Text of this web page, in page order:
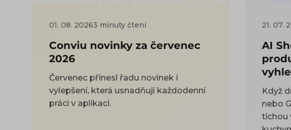
01. 08. 20263 minuty čtení
Conviu novinky za červenec
2026
Červenec přinesl řadu novinek i
vylepšení, která usnadňují každodenní
práci v aplikaci.
21. 07.
AI
Když
nebo
tichou